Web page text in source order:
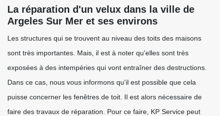
La réparation d'un velux dans la ville de
Argeles Sur Mer et ses environs
Les structures qui se trouvent au niveau des toits des maisons
sont très importantes. Mais, il est à noter qu'elles sont très
exposées à des intempéries qui vont entraîner des destructions.
Dans ce cas, nous vous informons qu'il est possible que cela
puisse concerner les fenêtres de toit. Il est alors nécessaire de
faire des travaux de réparation. Pour ce faire, KP Service peut